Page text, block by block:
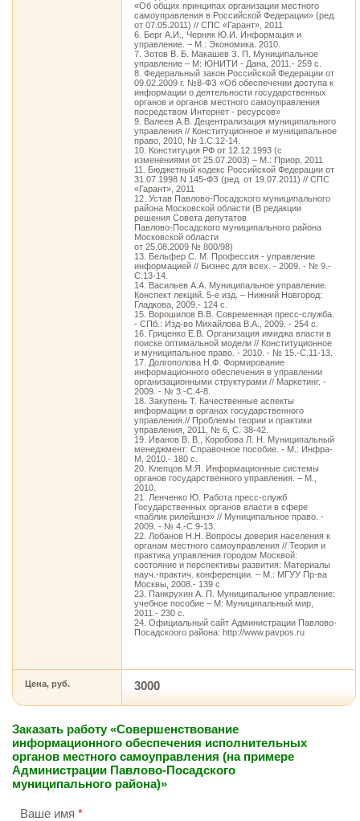
«Об общих принципах организации местного
самоуправления в Российской Федерации» (ред.
от 07.05.2011) // СПС «Гарант», 2011
6. Берг А.И., Черняк Ю.И. Информация и
управление. – М.: Экономика. 2010.
7. Зотов В. Б. Макашев З. П. Муниципальное
управление – М: ЮНИТИ - Дана, 2011.- 259 с.
8. Федеральный закон Российской Федерации от
09.02.2009 г. №8-ФЗ «Об обеспечении доступа к
информации о деятельности государственных
органов и органов местного самоуправления
посредством Интернет - ресурсов»
9. Валеев А.В. Децентрализация муниципального
управления // Конституционное и муниципальное
право, 2010, № 1.С.12-14.
10. Конституция РФ от 12.12.1993 (с
изменениями от 25.07.2003) – М.: Приор, 2011
11. Бюджетный кодекс Российской Федерации от
31.07.1998 N 145-ФЗ (ред. от 19.07.2011) // СПС
«Гарант», 2011
12. Устав Павлово-Посадского муниципального
района Московской области (В редакции
решения Совета депутатов
Павлово-Посадского муниципального района
Московской области
от 25.08.2009 № 800/98)
13. Бельфер С. М. Профессия - управление
информацией // Бизнес для всех. - 2009. - № 9.-
С.13-14.
14. Васильев А.А. Муниципальное управление.
Конспект лекций. 5-е изд. – Нижний Новгород:
Гладкова, 2009.- 124 с.
15. Ворошилов В.В. Современная пресс-служба.
- СПб.: Изд-во Михайлова В.А., 2009. - 254 с.
16. Гриценко Е.В. Организация имиджа власти в
поиске оптимальной модели // Конституционное
и муниципальное право. - 2010. - № 15.-С.11-13.
17. Долгополова Н.Ф. Формирование
информационного обеспечения в управлении
организационными структурами // Маркетинг. -
2009. - № 3.-С.4-8.
18. Закупень Т. Качественные аспекты
информации в органах государственного
управления.// Проблемы теории и практики
управления, 2011, № 6, С. 38-42.
19. Иванов В. В., Коробова Л. Н. Муниципальный
менеджмент: Справочное пособие. - М.: Инфра-
М, 2010.- 180 с.
20. Клепцов М.Я. Информационные системы
органов государственного управления. – М.,
2010.
21. Ленченко Ю. Работа пресс-служб
Государственных органов власти в сфере
«паблик рилейшнз» // Муниципальное право. -
2009. - № 4.-С.9-13.
22. Лобанов Н.Н. Вопросы доверия населения к
органам местного самоуправления // Теория и
практика управления городом Москвой:
состояние и перспективы развития: Материалы
науч.-практич. конференции. – М.: МГУУ Пр-ва
Москвы, 2008.- 139 с
23. Панкрухин А. П. Муниципальное управление:
учебное пособие – М: Муниципальный мир,
2011.- 230 с.
24. Официальный сайт Администрации Павлово-
Посадскоого района: http://www.pavpos.ru
Цена, руб. 3000
Заказать работу «Совершенствование
информационного обеспечения исполнительных
органов местного самоуправления (на примере
Администрации Павлово-Посадского
муниципального района)»
Ваше имя *